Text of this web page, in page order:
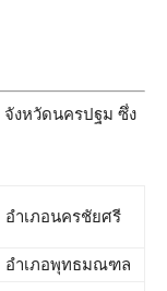
จังหวัดนครปฐม ซึ่ง
อำเภอนครชัยศรี
อำเภอพุทธมณฑล